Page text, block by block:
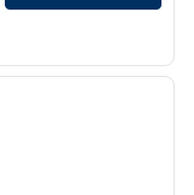
další